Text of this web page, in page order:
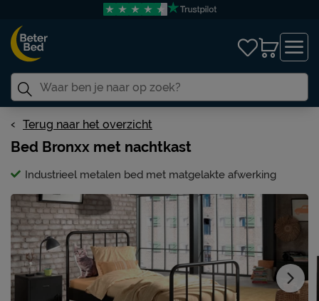
Terug naar het overzicht
Bed Bronxx met nachtkast
Industrieel metalen bed met matgelakte afwerking